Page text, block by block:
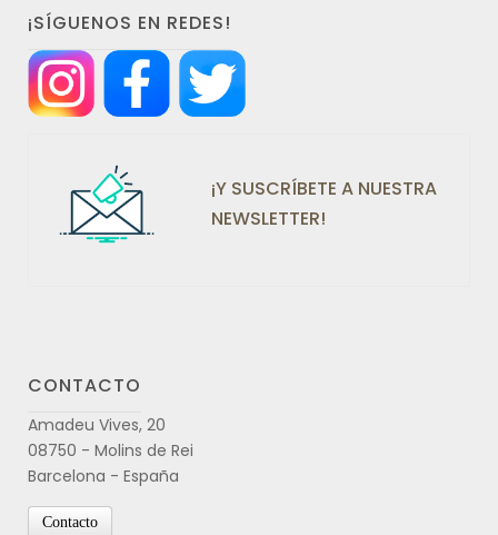
¡SÍGUENOS EN REDES!
¡Y SUSCRÍBETE A NUESTRA
NEWSLETTER!
CONTACTO
Amadeu Vives, 20
08750 - Molins de Rei
Barcelona - España
Contacto